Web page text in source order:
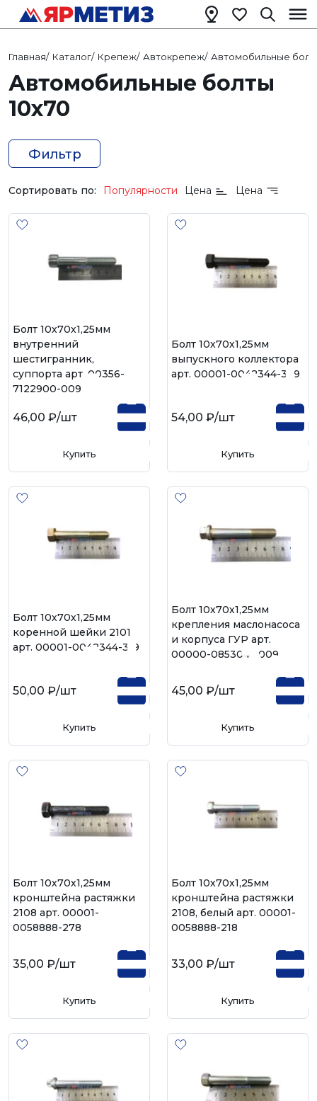
Главная/ Каталог/ Крепеж/ Автокрепеж/ Автомобильные
Автомобильные болты
10х70
Фильтр
Сортировать по: Популярности Цена Цена
Болт 10х70х1,25мм
внутренний
шестигранник,
суппорта арт. 00356-
7122900-009
46,00 ₽/шт
Купить
Болт 10х70х1,25мм
выпускного коллектора
арт. 00001-0042344-339
54,00 ₽/шт
Купить
Болт 10х70х1,25мм
коренной шейки 2101
арт. 00001-0042344-319
50,00 ₽/шт
Купить
Болт 10х70х1,25мм
крепления маслонасоса
и корпуса ГУР арт.
00000-0853041-009
45,00 ₽/шт
Купить
Болт 10х70х1,25мм
кронштейна растяжки
2108 арт. 00001-
0058888-278
35,00 ₽/шт
Купить
Болт 10х70х1,25мм
кронштейна растяжки
2108, белый арт. 00001-
0058888-218
33,00 ₽/шт
Купить